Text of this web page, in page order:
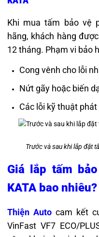
Khi mua tấm bảo vệ
hãng, khách hàng
12 tháng. Phạm vi bảo
Cong vênh cho lỗi
Nứt gãy hoặc biến
Các lỗi kỹ thuật
Trước và sau khi lắp đặt
Giá lắp tấm
KATA bao nhiêu?
Thiện Auto cam kết
VinFast VF7 ECO/